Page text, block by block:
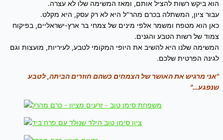
הוא ביקש רשות להציל אותם, ומאז המשימה שלו לא עצרה.
עבור ציון, המשתלה בכרם מהר"ל היא לא רק עסק, היא מקלט.
כאן הוא מטפח ומשמר אלפי מינים של צמחי בר ארץ-ישראליים, בפיקוח
צמוד של רשות הטבע והגנים.
המשימה שלנו היא להשיב את היופי המקומי לטבע, לעיריות, מועצות וגם
לגינה הפרטית שלכם.
"אני מרגיש את האושר של הצמחים כשהם חוזרים הביתה, לטבע
שנפגע…"